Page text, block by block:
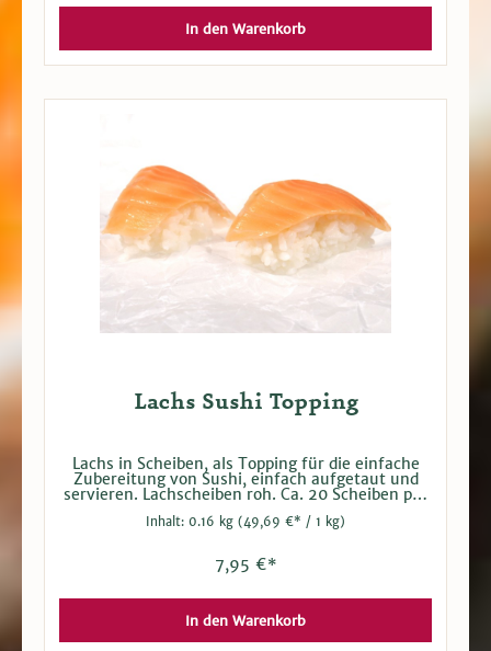
In den Warenkorb
Lachs Sushi Topping
Lachs in Scheiben, als Topping für die einfache
Zubereitung von Sushi, einfach aufgetaut und
servieren. Lachscheiben roh. Ca. 20 Scheiben pro
Packung. Bei Versand tiefgefroren. Hersteller:
Kagerer & Co. GmbH
Inhalt: 0.16 kg (49,69 €* / 1 kg)
7,95 €*
In den Warenkorb